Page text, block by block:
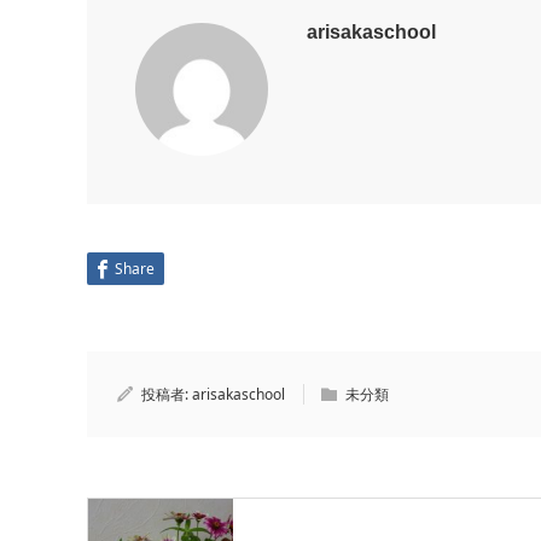
arisakaschool
Share
投稿者:arisakaschool 未分類